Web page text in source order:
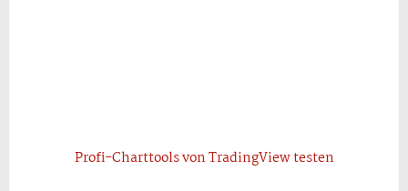
Profi-Charttools von TradingView testen